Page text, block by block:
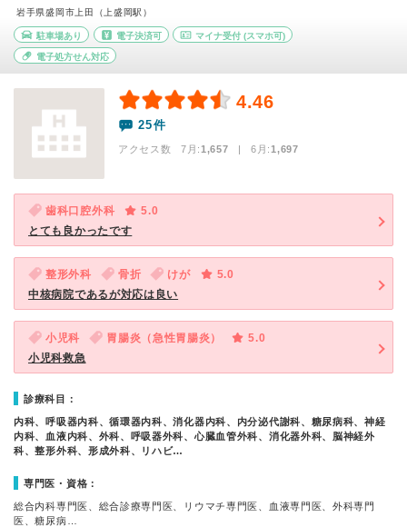
岩手県盛岡市上田（上盛岡駅）
駐車場あり 電子決済可 マイナ受付 (スマホ可)
電子処方せん対応
4.46
25件
アクセス数 7月:1,657 | 6月:1,697
歯科口腔外科
5.0
とても良かったです
整形外科 骨折 けが
5.0
中核病院であるが対応は良い
小児科 胃腸炎（急性胃腸炎）
5.0
小児科救急
診療科目：
内科、呼吸器内科、循環器内科、消化器内科、内分泌代謝科、糖尿病科、神経
内科、血液内科、外科、呼吸器外科、心臓血管外科、消化器外科、脳神経外
科、整形外科、形成外科、リハビ…
専門医・資格：
総合内科専門医、総合診療専門医、リウマチ専門医、血液専門医、外科専門
医、糖尿病…